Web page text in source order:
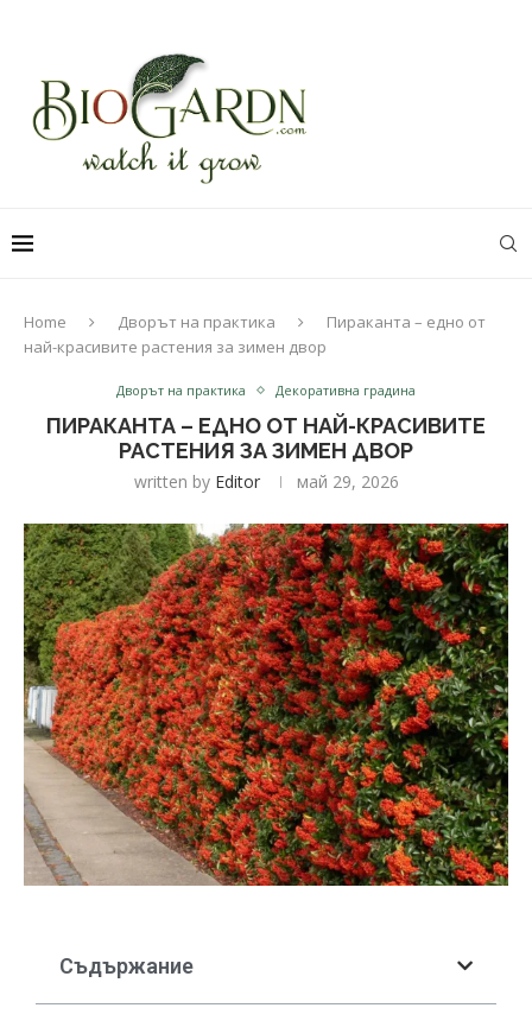
Home Дворът на практика
Пираканта – едно от
най-красивите растения за зимен двор
Дворът на практика Декоративна градина
ПИРАКАНТА – ЕДНО ОТ НАЙ-КРАСИВИТЕ
РАСТЕНИЯ ЗА ЗИМЕН ДВОР
written by Editor май 29, 2026
Съдържание